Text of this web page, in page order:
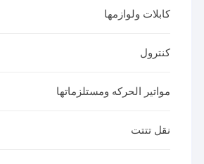
كابلات ولوازمها
كنترول
مواتير الحركه ومستلزماتها
نقل تتتت